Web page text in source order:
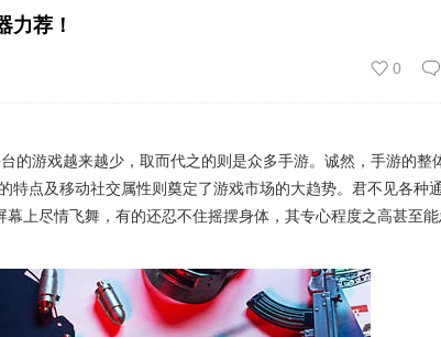
力荐！
0
的游戏越来越少，取而代之的则是众多手游。诚然，手游的整
特点及移动社交属性则奠定了游戏市场的大趋势。君不见各种
上尽情飞舞，有的还忍不住摇摆身体，其专心程度之高甚至